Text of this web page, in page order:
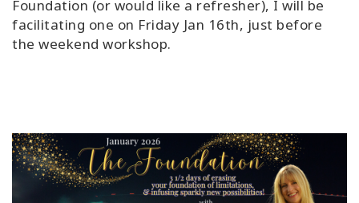
Foundation (or would like a refresher), I will be
facilitating one on Friday Jan 16th, just before
the weekend workshop.